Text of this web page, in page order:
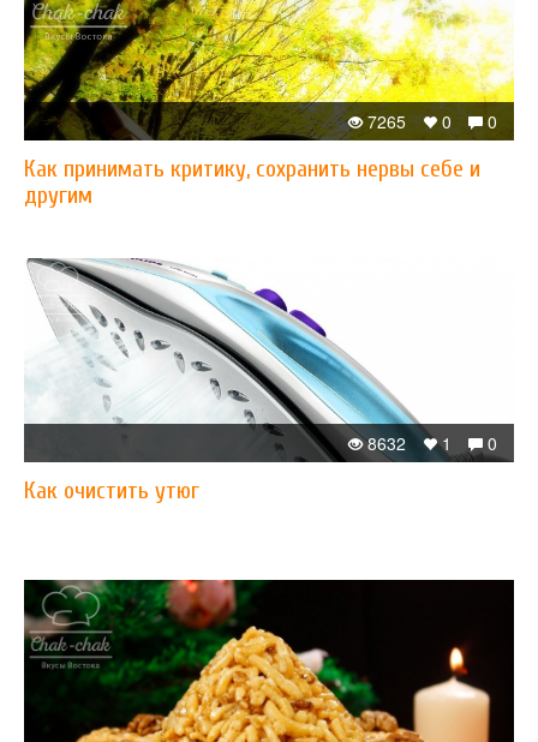
0
0
7265
Как принимать критику, сохранить нервы себе и
другим
0
1
8632
Как очистить утюг